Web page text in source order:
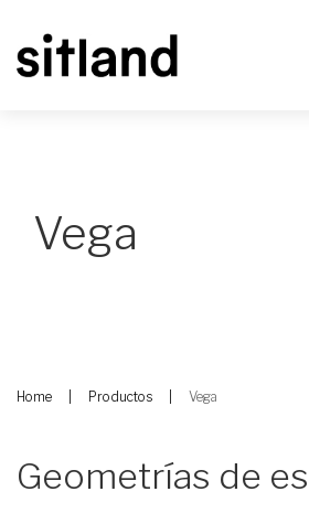
Vega
Home Productos Vega
Geometrías de